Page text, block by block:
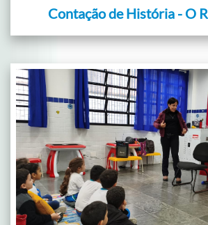
Contação de História - O